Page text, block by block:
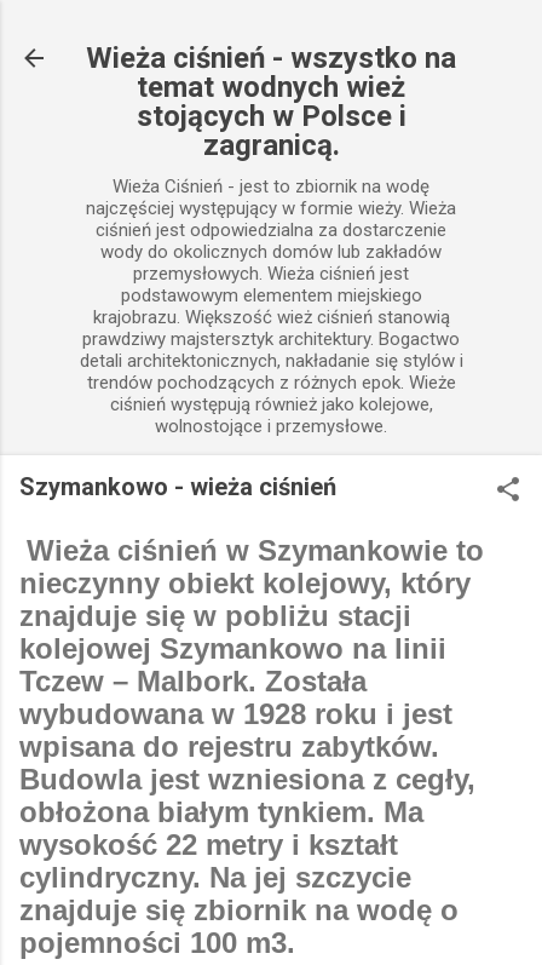
Wieża ciśnień - wszystko na
temat wodnych wież
stojących w Polsce i
zagranicą.
Wieża Ciśnień - jest to zbiornik na wodę
najczęściej występujący w formie wieży. Wieża
ciśnień jest odpowiedzialna za dostarczenie
wody do okolicznych domów lub zakładów
przemysłowych. Wieża ciśnień jest
podstawowym elementem miejskiego
krajobrazu. Większość wież ciśnień stanowią
prawdziwy majstersztyk architektury. Bogactwo
detali architektonicznych, nakładanie się stylów i
trendów pochodzących z różnych epok. Wieże
ciśnień występują również jako kolejowe,
wolnostojące i przemysłowe.
Szymankowo - wieża ciśnień
Wieża ciśnień w Szymankowie to
nieczynny obiekt kolejowy, który
znajduje się w pobliżu stacji
kolejowej Szymankowo na linii
Tczew – Malbork. Została
wybudowana w 1928 roku i jest
wpisana do rejestru zabytków.
Budowla jest wzniesiona z cegły,
obłożona białym tynkiem. Ma
wysokość 22 metry i kształt
cylindryczny. Na jej szczycie
znajduje się zbiornik na wodę o
pojemności 100 m3.